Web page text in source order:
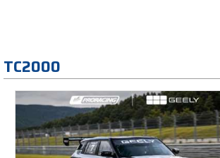
TC2000